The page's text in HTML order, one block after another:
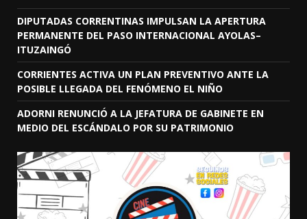
DIPUTADAS CORRENTINAS IMPULSAN LA APERTURA
PERMANENTE DEL PASO INTERNACIONAL AYOLAS–
ITUZAINGÓ
CORRIENTES ACTIVA UN PLAN PREVENTIVO ANTE LA
POSIBLE LLEGADA DEL FENÓMENO EL NIÑO
ADORNI RENUNCIÓ A LA JEFATURA DE GABINETE EN
MEDIO DEL ESCÁNDALO POR SU PATRIMONIO